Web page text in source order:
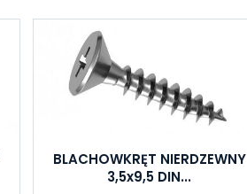
BLACHOWKRĘT NIERDZEWNY
3,5x9,5 DIN...